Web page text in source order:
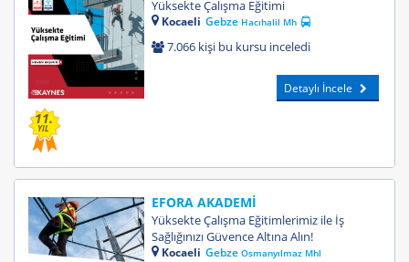
11.
YIL
Yüksekte Çalışma Eğitimi
Kocaeli Gebze Hacıhalil Mh
7.066 kişi bu kursu inceledi
Detaylı İncele
EFORA AKADEMİ
Yüksekte Çalışma Eğitimlerimiz ile İş
Sağlığınızı Güvence Altına Alın!
Kocaeli GebzeOsmanyılmaz Mhl